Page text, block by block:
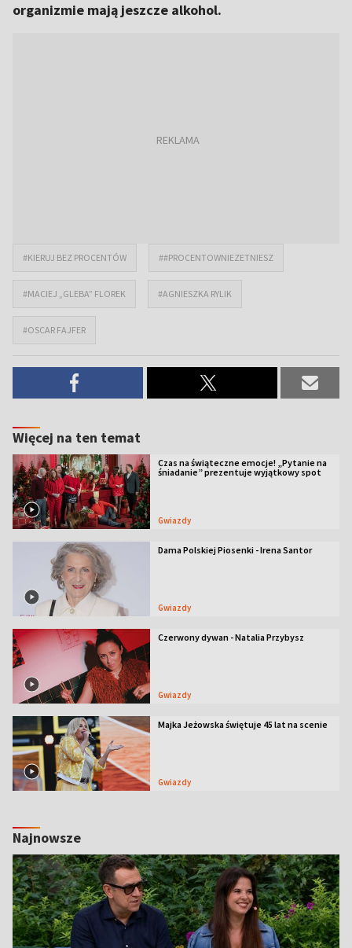
organizmie mają jeszcze alkohol.
#KIERUJ BEZ PROCENTÓW ##PROCENTOWNIEZETNIESZ
#MACIEJ „GLEBA” FLOREK #AGNIESZKA RYLIK
#OSCAR FAJFER
Więcej na ten temat
Czas na świąteczne emocje! „Pytanie na
śniadanie” prezentuje wyjątkowy spot
Gwiazdy
Dama Polskiej Piosenki - Irena Santor
Gwiazdy
Czerwony dywan - Natalia Przybysz
Gwiazdy
Majka Jeżowska świętuje 45 lat na scenie
Gwiazdy
Najnowsze